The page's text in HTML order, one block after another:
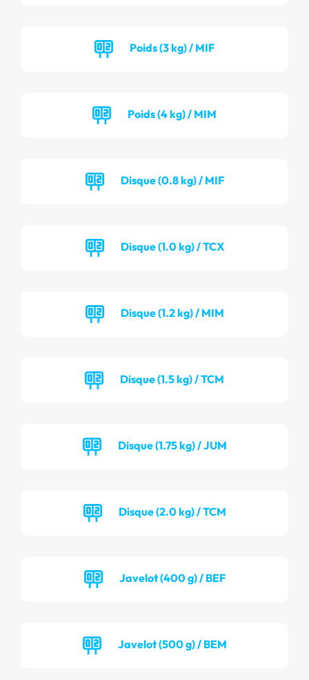
Poids (3 kg) / MIF
Poids (4 kg) / MIM
Disque (0.8 kg) / MIF
Disque (1.0 kg) / TCX
Disque (1.2 kg) / MIM
Disque (1.5 kg) / TCM
Disque (1.75 kg) / JUM
Disque (2.0 kg) / TCM
Javelot (400 g) / BEF
Javelot (500 g) / BEM